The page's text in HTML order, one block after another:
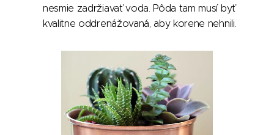
nesmie zadržiavať voda. Pôda tam musí byť
kvalitne oddrenážovaná, aby korene nehnili.